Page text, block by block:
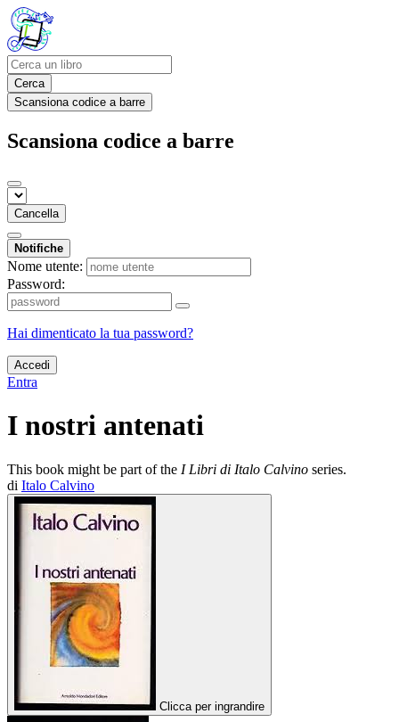
Cerca
Scansiona codice a barre
Scansiona codice a barre
Cancella
Notifiche
Nome utente:
Password:
Hai dimenticato la tua password?
Accedi
Entra
I nostri antenati
This book might be part of the I Libri di Italo Calvino series.
di Italo Calvino
Clicca per ingrandire